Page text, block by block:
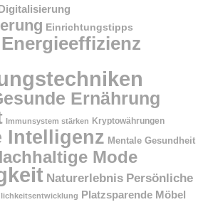
Einrichtungstipps
Energieeffizienz
Ernährung
Immunsystem stärken Kryptowährungen
Intelligenz Mentale Gesundheit
Mode
Naturerlebnis Persönliche
Platzsparende Möbel